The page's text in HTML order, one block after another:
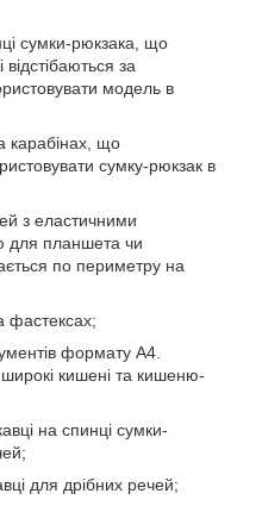
сумки-рюкзака, що
за
модель в
карабінах, що
сумку-рюкзак в
з еластичними
для планшета чи
по периметру на
фастексах;
формату A4.
широкі кишені та кишеню-
на спинці сумки-
для дрібних речей;